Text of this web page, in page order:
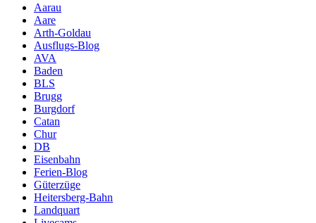
Aarau
Aare
Arth-Goldau
Ausflugs-Blog
AVA
Baden
BLS
Brugg
Burgdorf
Catan
Chur
DB
Eisenbahn
Ferien-Blog
Güterzüge
Heitersberg-Bahn
Landquart